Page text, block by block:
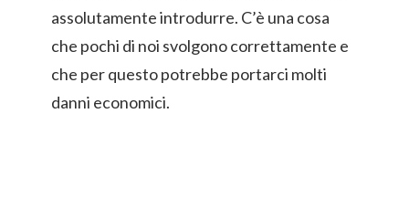
assolutamente introdurre. C’è una cosa
che pochi di noi svolgono correttamente e
che per questo potrebbe portarci molti
danni economici.